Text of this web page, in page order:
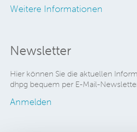
Weitere Informationen
Newsletter
Hier können Sie die aktuellen
dhpg bequem per E-Mail-
Anmelden